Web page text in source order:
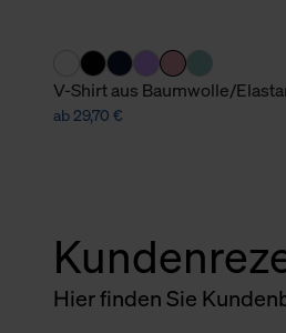
V-Shirt aus Baumwolle/
ab 29,70 €
Hier finden Sie